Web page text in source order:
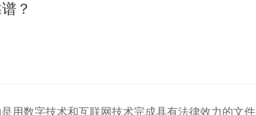
？
是用数字技术和互联网技术完成具有法律效力的文件